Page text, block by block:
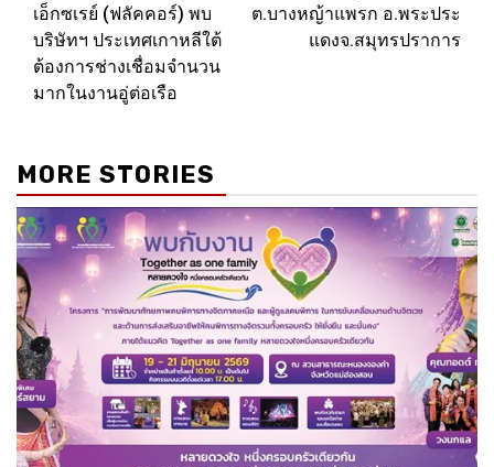
เอ็กซเรย์ (ฟลัคคอร์) พบ
บริษัทฯ ประเทศเกาหลีใต้
ต้องการช่างเชื่อมจำนวน
มากในงานอู่ต่อเรือ
ต.บางหญ้าแพรก อ.พระประ
แดงจ.สมุทรปราการ
MORE STORIES